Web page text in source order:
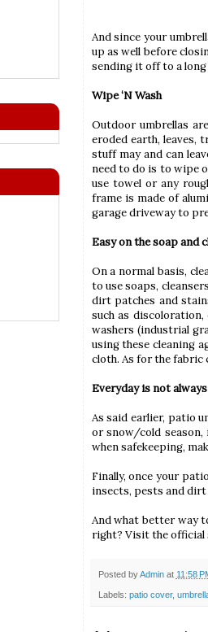
And since your
up as well before
sending it off to a long
Wipe ‘N Wash
Outdoor umbrellas
eroded earth, leaves,
stuff may and can
need to do is to wipe
use towel or any
frame is made of
garage driveway to
Easy on the soap and
On a normal basis,
to use soaps,
dirt patches and
such as
washers (industrial
using these cleaning
cloth. As for the fabric
Everyday is not
As said earlier, patio
or snow/cold
when safekeeping,
Finally, once your
insects, pests and dirt
And what better way
right? Visit the official
Posted byAdmin at 11:58
Labels: patio cover,